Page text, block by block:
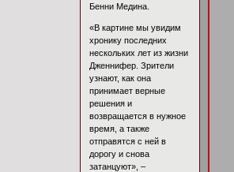
Бенни Медина.
«В картине мы увидим
хронику последних
нескольких лет из жизни
Дженнифер. Зрители
узнают, как она
принимает верные
решения и
возвращается в нужное
время, а также
отправятся с ней в
дорогу и снова
затанцуют», –